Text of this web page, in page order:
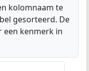
kolomnaam te
gesorteerd. De
kenmerk in